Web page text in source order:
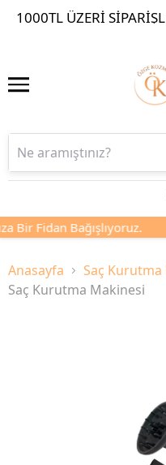
1000TL ÜZERI
Bir Fidan Bağışlıyoruz.
Anasayfa
Saç
Saç Kurutma Makinesi